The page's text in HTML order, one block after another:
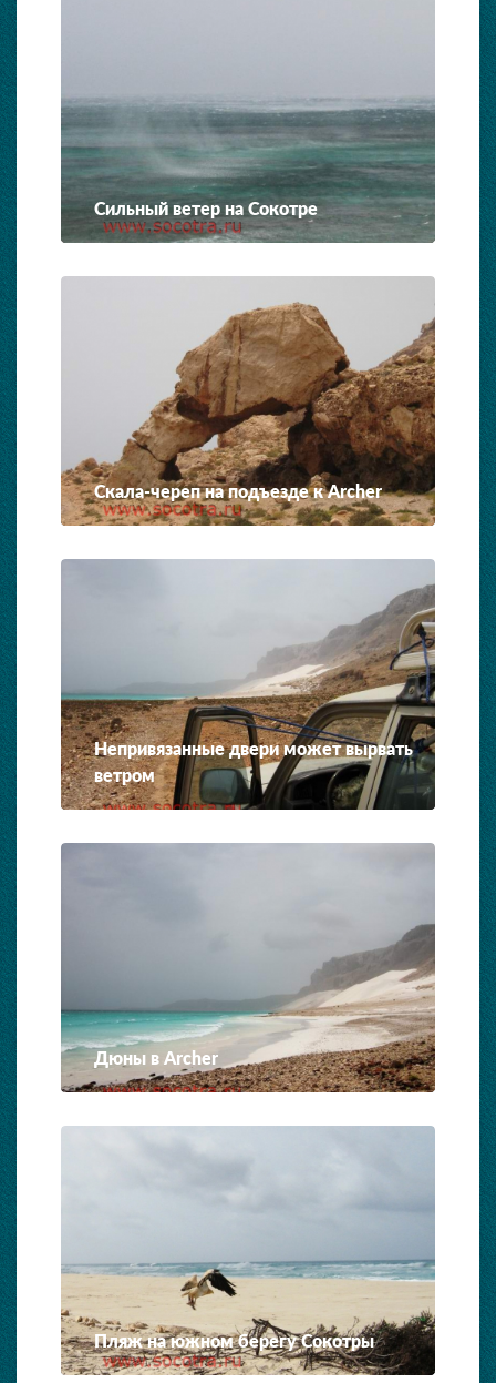
Сильный ветер на Сокотре
Скала-череп на подъезде к Archer
Непривязанные двери может вырвать
ветром
Дюны в Archer
Пляж на южном берегу Сокотры